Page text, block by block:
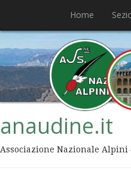
Home
anaudine.it
Associazione Nazionale Alpini